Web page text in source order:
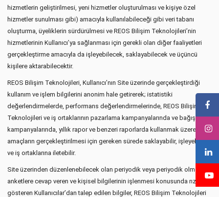
hizmetlerin geliştirilmesi, yeni hizmetler oluşturulması ve kişiye özel
hizmetler sunulması gibi) amacıyla kullanılabileceği gibi veri tabanı
oluşturma, üyeliklerin sürdürülmesi ve REOS Bilişim Teknolojileri’nin
hizmetlerinin Kullanıcı’ya sağlanması için gerekli olan diğer faaliyetleri
gerçekleştirme amacıyla da işleyebilecek, saklayabilecek ve üçüncü
kişilere aktarabilecektir.
REOS Bilişim Teknolojileri, Kullanıcı’nın Site üzerinde gerçekleştirdiği
kullanım ve işlem bilgilerini anonim hale getirerek; istatistiki
değerlendirmelerde, performans değerlendirmelerinde, REOS Bilişim
Teknolojileri ve iş ortaklarının pazarlama kampanyalarında ve bağış
kampanyalarında, yıllık rapor ve benzeri raporlarda kullanmak üzere bu
amaçların gerçekleştirilmesi için gereken sürede saklayabilir, işleyebilir
ve iş ortaklarına iletebilir.
Site üzerinden düzenlenebilecek olan periyodik veya periyodik olmayan
anketlere cevap veren ve kişisel bilgilerinin işlenmesi konusunda rıza
gösteren Kullanıcılar’dan talep edilen bilgiler, REOS Bilişim Teknolojileri